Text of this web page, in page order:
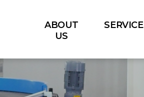
ABOUT
US
SERVICE